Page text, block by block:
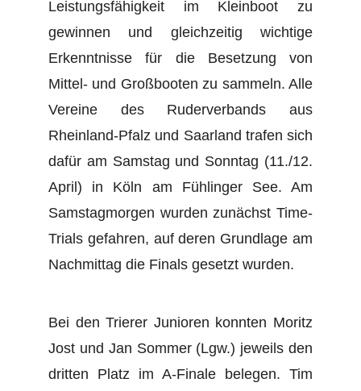
Leistungsfähigkeit im Kleinboot zu
gewinnen und gleichzeitig wichtige
Erkenntnisse für die Besetzung von
Mittel- und Großbooten zu sammeln. Alle
Vereine des Ruderverbands aus
Rheinland-Pfalz und Saarland trafen sich
dafür am Samstag und Sonntag (11./12.
April) in Köln am Fühlinger See. Am
Samstagmorgen wurden zunächst Time-
Trials gefahren, auf deren Grundlage am
Nachmittag die Finals gesetzt wurden.
Bei den Trierer Junioren konnten Moritz
Jost und Jan Sommer (Lgw.) jeweils den
dritten Platz im A-Finale belegen. Tim